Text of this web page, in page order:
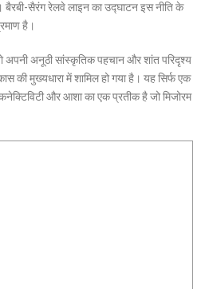
बैरबी-सैरंग रेलवे लाइन का उद्घाटन इस नीति के
है।
अपनी अनूठी सांस्कृतिक पहचान और शांत परिदृश्य
की मुख्यधारा में शामिल हो गया है। यह सिर्फ एक
और आशा का एक प्रतीक है जो मिजोरम